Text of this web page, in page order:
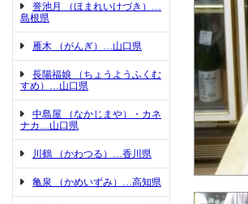
誉池月 （ほまれいけづき）…
島根県
雁木 （がんぎ）…山口県
長陽福娘 （ちょうようふくむ
すめ）…山口県
中島屋 （なかじまや）・カネ
ナカ…山口県
川鶴 （かわつる）…香川県
亀泉 （かめいずみ）…高知県